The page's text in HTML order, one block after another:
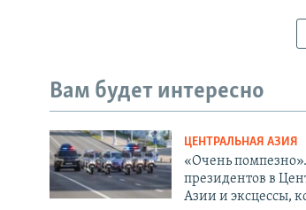
Вам будет интересно
ЦЕНТРАЛЬНАЯ АЗИЯ
«Очень
президентов в
Азии и эксцессы,